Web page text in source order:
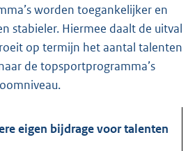
worden toegankelijker en
stabieler. Hiermee daalt de uitval
op termijn het aantal talenten
de topsportprogramma’s
eigen bijdrage voor talenten